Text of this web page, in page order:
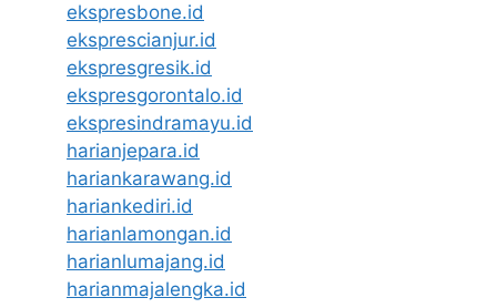
ekspresbone.id
eksprescianjur.id
ekspresgresik.id
ekspresgorontalo.id
ekspresindramayu.id
harianjepara.id
hariankarawang.id
hariankediri.id
harianlamongan.id
harianlumajang.id
harianmajalengka.id